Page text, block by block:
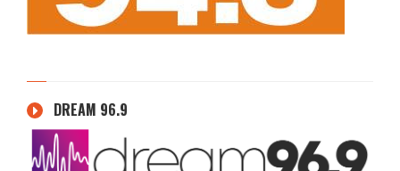
DREAM 96.9